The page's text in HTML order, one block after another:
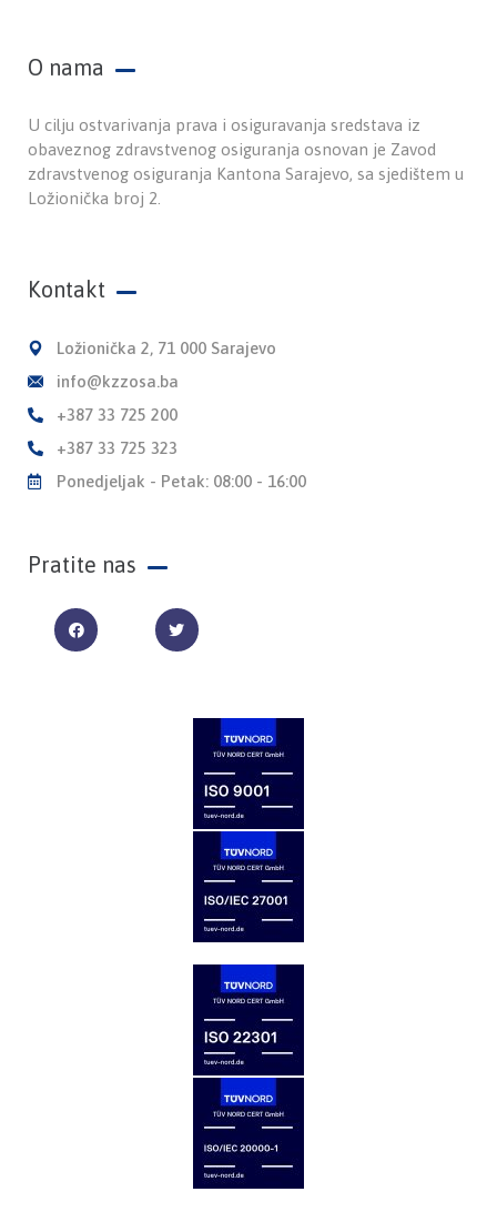
O nama
U cilju ostvarivanja prava i osiguravanja sredstava iz
obaveznog zdravstvenog osiguranja osnovan je Zavod
zdravstvenog osiguranja Kantona Sarajevo, sa sjedištem u
Ložionička broj 2.
Kontakt
Ložionička 2, 71 000 Sarajevo
info@kzzosa.ba
+387 33 725 200
+387 33 725 323
Ponedjeljak - Petak: 08:00 - 16:00
Pratite nas